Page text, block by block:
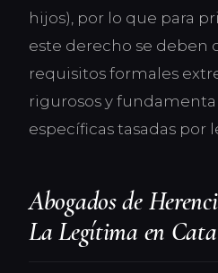
hijos), por lo que para
este derecho se deben
requisitos formales
rigurosos y
específicas tasadas por
Abogados de
La Legítima en